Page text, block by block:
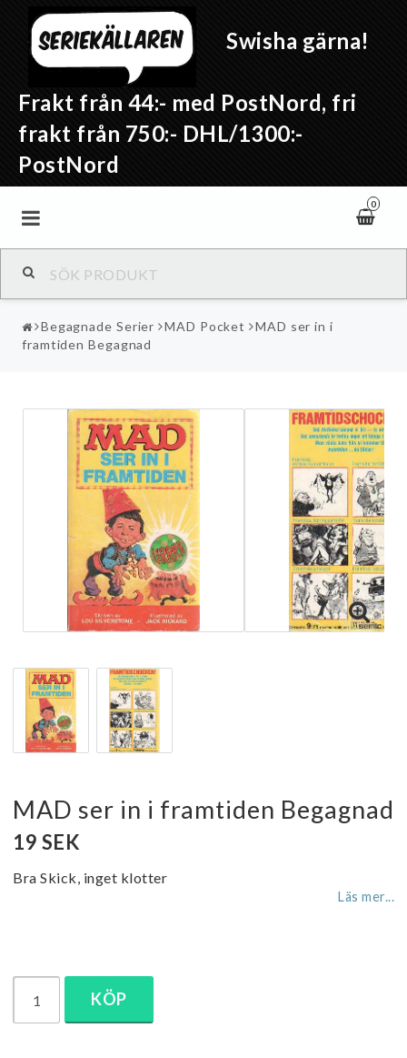
Swisha gärna!
Frakt från 44:- med PostNord, fri
frakt från 750:- DHL/1300:-
PostNord
0
Begagnade Serier MAD Pocket
MAD ser in i
framtiden Begagnad
MAD ser in i framtiden Begagnad
19 SEK
Bra Skick, inget klotter
Läs mer...
KÖP